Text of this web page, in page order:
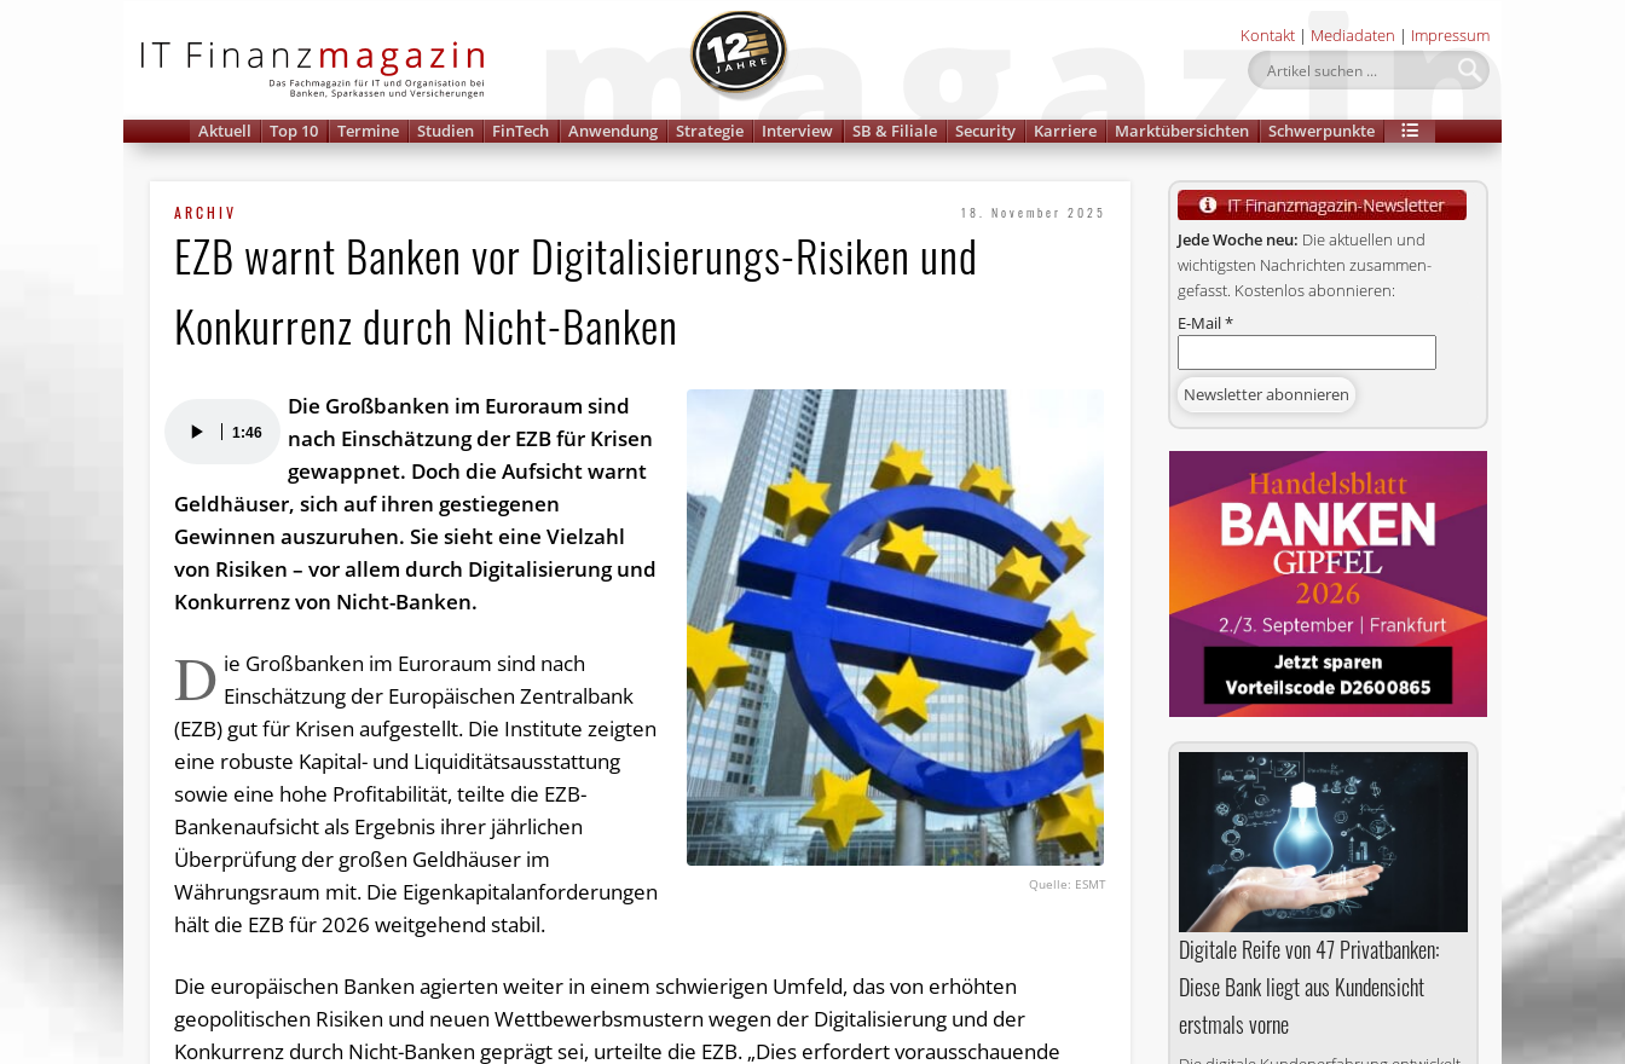
Kontakt | Mediadaten | Impressum
Aktuell Top 10 Termine Studien FinTech Anwendung Strategie Interview SB & Filiale Security Karriere Marktübersichten Schwerpunkte
ARCHIV 18. November 2025
EZB warnt Banken vor Digitalisierungs-Risiken und
Konkurrenz durch Nicht-Banken
ESMT
Player 1:46
Die Großbanken im Euroraum sind
nach Einschätzung der EZB für Krisen
gewappnet. Doch die Aufsicht warnt
Geldhäuser, sich auf ihren gestiegenen
Gewinnen auszuruhen. Sie sieht eine Vielzahl
von Risiken – vor allem durch Digitalisierung und
Konkurrenz von Nicht-Banken.
D ie Großbanken im Euroraum sind nach
Einschätzung der Europäischen Zentralbank
(EZB) gut für Krisen aufgestellt. Die Institute zeigten
eine robuste Kapital- und Liquiditätsausstattung
sowie eine hohe Profitabilität, teilte die EZB-
Bankenaufsicht als Ergebnis ihrer jährlichen
Überprüfung der großen Geldhäuser im
Währungsraum mit. Die Eigenkapitalanforderungen
hält die EZB für 2026 weitgehend stabil.
Die europäischen Banken agierten weiter in einem schwierigen Umfeld, das von erhöhten
geopolitischen Risiken und neuen Wettbewerbsmustern wegen der Digitalisierung und der
Konkurrenz durch Nicht-Banken geprägt sei, urteilte die EZB. „Dies erfordert vorausschauende
Jede Woche neu: Die aktuellen und
wichtigsten Nachrichten zusammen­
gefasst. Kostenlos abonnieren:
E-Mail*
Digitale Reife von 47 Privatbanken:
Diese Bank liegt aus Kundensicht
erstmals vorne